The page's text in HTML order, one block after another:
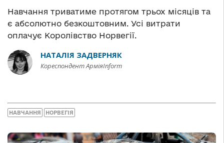
Навчання триватиме протягом трьох місяців та
є абсолютно безкоштовним. Усі витрати
оплачує Королівство Норвегії.
НАТАЛІЯ ЗАДВЕРНЯК
Кореспондент АрміяInform
НАВЧАННЯ НОРВЕГІЯ